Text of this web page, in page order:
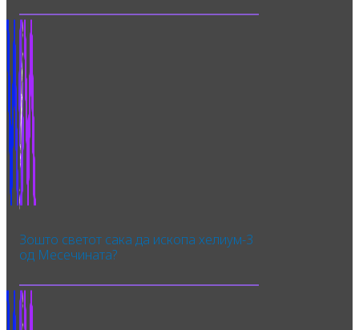
Зошто светот сака да ископа хелиум-3
од Месечината?